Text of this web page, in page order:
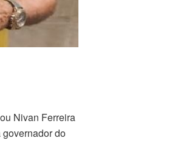
Nivan Ferreira
do